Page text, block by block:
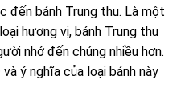
đến bánh Trung thu. Là một
hương vị, bánh Trung thu
nhớ đến chúng nhiều hơn.
ý nghĩa của loại bánh này